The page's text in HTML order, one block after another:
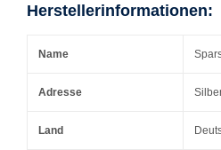
Herstellerinformationen:
Name
Adresse
Land